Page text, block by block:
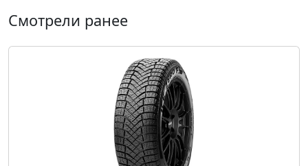
Смотрели ранее